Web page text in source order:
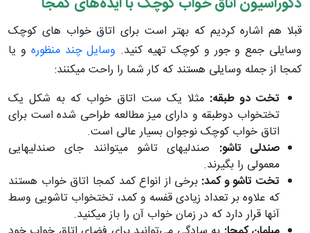
قبلا هم اشاره کردیم که بهتر است برای اتاق خواب­ های کوچک
وسایلی جمع و جور و کوچک تهیه کنید. وسایل چند منظوره و یا
کمجا از جمله وسایلی هستند که کار شما را راحت می­کنند:
تخت دو طبقه: مثلا یک ست اتاق خواب که به شکل یک
تختخواب دوطبقه و دارای میز مطالعه طراحی شده است برای
اتاق خواب کوچک نوجوان بسیار عالی است.
صندلی تاشو: صندلی­های تاشو می­توانند جای صندلی­هایی
معمولی را بگیرند.
تخت تاشو و کمد: برخی از انواع کمد کمجا اتاق خواب هستند
که علاوه بر تعداد زیادی قفسه و کمد، تختخواب تاشویی وسط
آنها قرار دارد که در زمان خواب آن را باز می­کنید.